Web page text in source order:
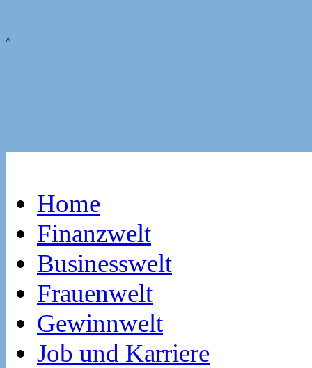
^
Home
Finanzwelt
Businesswelt
Frauenwelt
Gewinnwelt
Job und Karriere